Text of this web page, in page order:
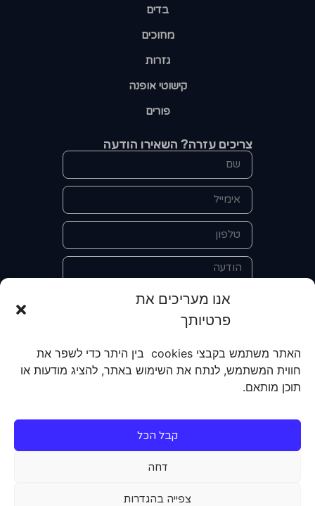
אנו מעריכים את
פרטיותך
האתר משתמש בקבצי cookies בין היתר כדי לשפר את
חווית המשתמש, לנתח את השימוש באתר, להציג מודעות או
תוכן מותאם.
קבל הכל
דחה
צפייה בהגדרות
בדים
מחוכים
גזרות
קישוטי אופנה
פורים
צריכים עזרה? השאירו הודעה
והשימוש בהם כדי ליצור איתי קשר לצורך
קבלת מידע על מוצרים, שירותים, מועדון
לקוחות. אני מודע/ת שאוכל לבטל את
שליחה